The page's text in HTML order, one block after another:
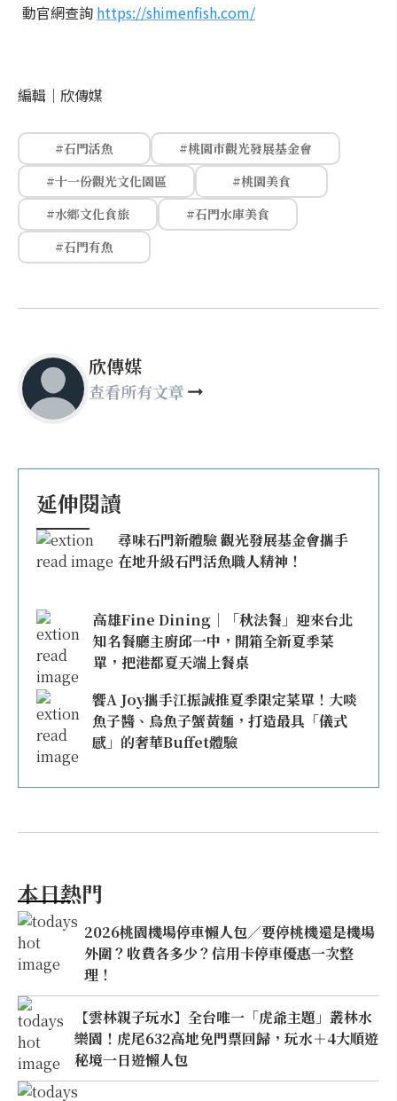
動官網查詢 https://shimenfish.com/
編輯｜ 欣傳媒
#石門活魚
#桃園市觀光發展基金會
#十一份觀光文化園區
#桃園美食
#水鄉文化食旅
#石門水庫美食
#石門有魚
欣傳媒
查看所有文章
延伸閱讀
尋味石門新體驗 觀光發展基金會攜手
在地升級石門活魚職人精神！
高雄Fine Dining｜「秋法餐」迎來台北
知名餐廳主廚邱一中，開箱全新夏季菜
單，把港都夏天端上餐桌
饗A Joy攜手江振誠推夏季限定菜單！大啖
魚子醬、烏魚子蟹黃麵，打造最具「儀式
感」的奢華Buffet體驗
本日熱門
2026桃園機場停車懶人包／要停桃機還是機場
外圍？收費各多少？信用卡停車優惠一次整
理！
【雲林親子玩水】全台唯一「虎爺主題」叢林水
樂園！虎尾632高地免門票回歸，玩水＋4大順遊
秘境一日遊懶人包